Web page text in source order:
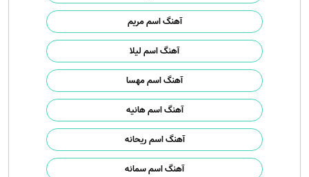
آهنگ اسم مریم
آهنگ اسم لیلا
آهنگ اسم مهسا
آهنگ اسم هانیه
آهنگ اسم ریحانه
آهنگ اسم سمانه